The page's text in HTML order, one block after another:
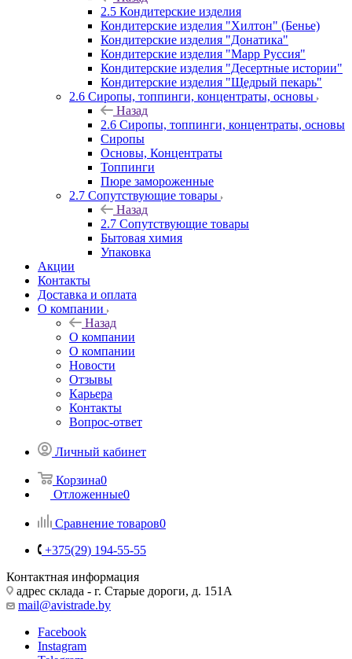
2.5 Кондитерские изделия
Кондитерские изделия "Хилтон" (Бенье)
Кондитерские изделия "Донатика"
Кондитерские изделия "Марр Руссия"
Кондитерские изделия "Десертные истории"
Кондитерские изделия "Щедрый пекарь"
2.6 Сиропы, топпинги, концентраты, основы
Назад
2.6 Сиропы, топпинги, концентраты, основы
Сиропы
Основы, Концентраты
Топпинги
Пюре замороженные
2.7 Сопутствующие товары
Назад
2.7 Сопутствующие товары
Бытовая химия
Упаковка
Акции
Контакты
Доставка и оплата
О компании
Назад
О компании
О компании
Новости
Отзывы
Карьера
Контакты
Вопрос-ответ
Личный кабинет
Корзина0
Отложенные0
Сравнение товаров0
+375(29) 194-55-55
Контактная информация
адрес склада - г. Старые дороги, д. 151А
mail@avistrade.by
Facebook
Instagram